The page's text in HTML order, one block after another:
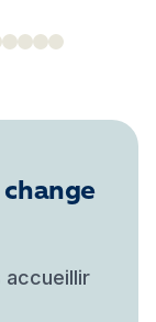
accueillir